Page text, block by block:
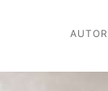
AUTOR